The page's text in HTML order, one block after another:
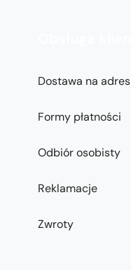
Dostawa na adres
Formy płatności
Odbiór osobisty
Reklamacje
Zwroty